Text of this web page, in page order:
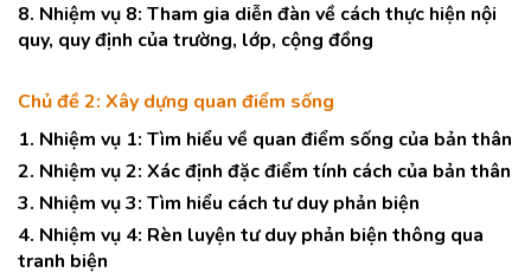
8. Nhiệm vụ 8: Tham gia diễn đàn về cách thực hiện nội
quy, quy định của trường, lớp, cộng đồng
Chủ đề 2: Xây dựng quan điểm sống
1. Nhiệm vụ 1: Tìm hiểu về quan điểm sống của bản thân
2. Nhiệm vụ 2: Xác định đặc điểm tính cách của bản thân
3. Nhiệm vụ 3: Tìm hiểu cách tư duy phản biện
4. Nhiệm vụ 4: Rèn luyện tư duy phản biện thông qua
tranh biện